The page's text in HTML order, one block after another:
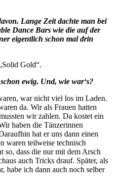
Lange Zeit dachte man bei
Dance Bars wie die auf der
eigentlich schon mal drin
Gold“.
ewig. Und, wie war‘s?
war nicht viel los im Laden.
da. Wir als Frauen hatten
wir zahlen. Da kostet ein
haben die Tänzerinnen
hat er uns dann einen
waren teilweise technisch
so, dass die nur mit dem Arsch
auch Tricks drauf. Später, als
habe ich dann auch noch selber